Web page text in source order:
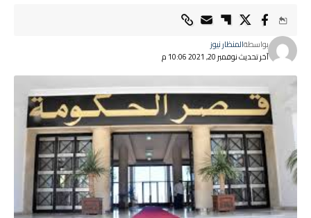
آخر تحديث نوفمبر 20, 2021 10:06 م
بواسطةالمنظار نيوز